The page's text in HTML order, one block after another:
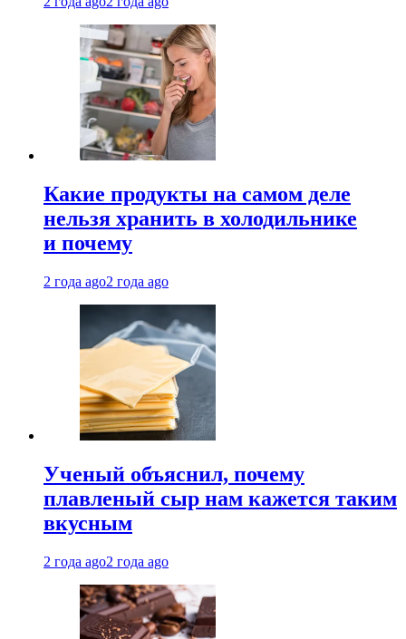
Какие продукты на самом деле
нельзя хранить в холодильнике
и почему
2 года ago2 года ago
Ученый объяснил, почему
плавленый сыр нам кажется таким
вкусным
2 года ago2 года ago